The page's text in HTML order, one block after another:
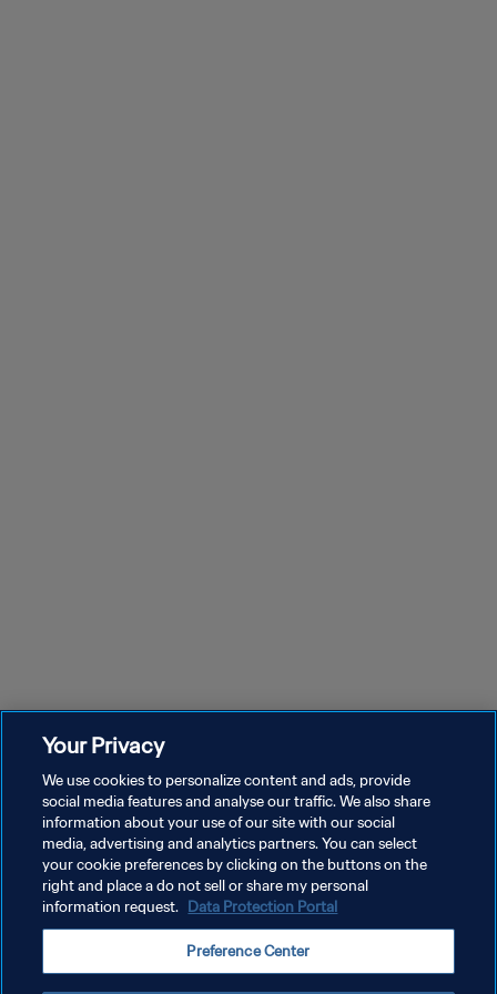
Your Privacy
We use cookies to personalize content and ads, provide
social media features and analyse our traffic. We also share
information about your use of our site with our social
media, advertising and analytics partners. You can select
your cookie preferences by clicking on the buttons on the
right and place a do not sell or share my personal
information request. Data Protection Portal
Preference Center